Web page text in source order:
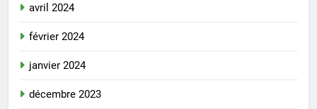
avril 2024
février 2024
janvier 2024
décembre 2023